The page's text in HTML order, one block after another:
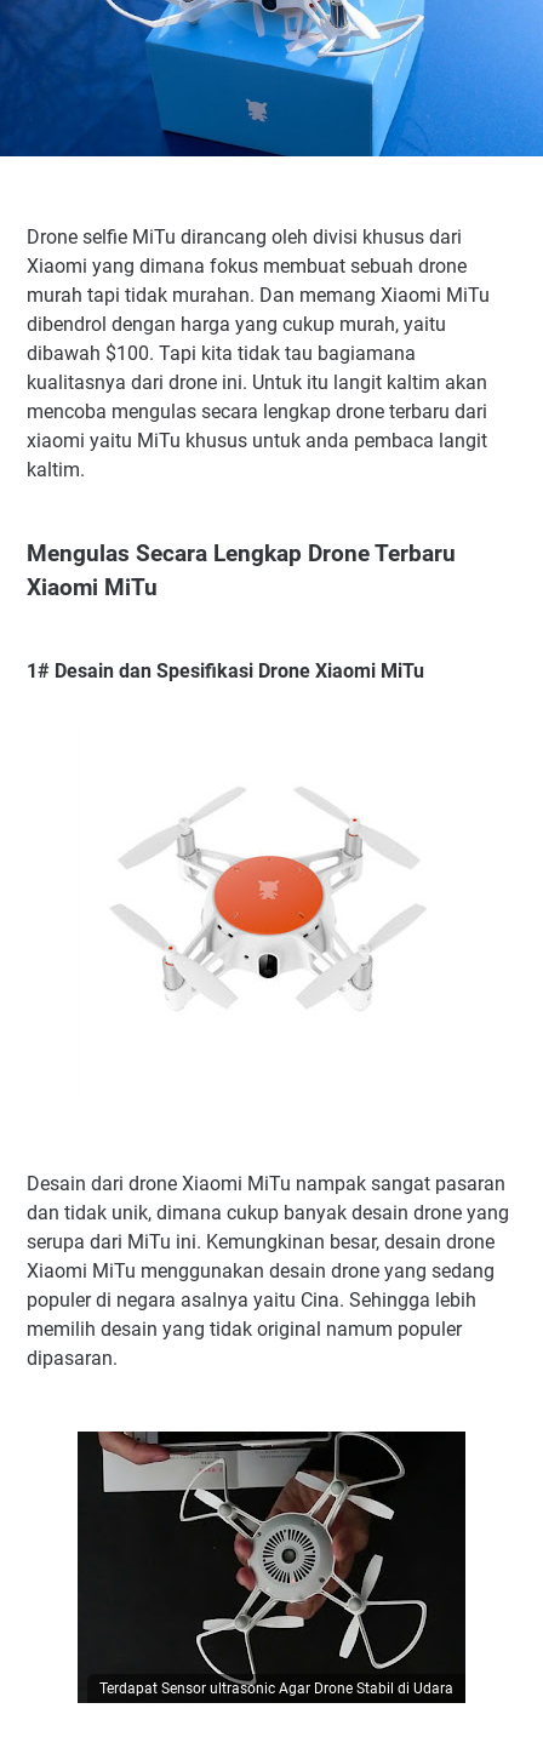
Drone selfie MiTu dirancang oleh divisi khusus dari
Xiaomi yang dimana fokus membuat sebuah drone
murah tapi tidak murahan. Dan memang Xiaomi MiTu
dibendrol dengan harga yang cukup murah, yaitu
dibawah $100. Tapi kita tidak tau bagiamana
kualitasnya dari drone ini. Untuk itu langit kaltim akan
mencoba mengulas secara lengkap drone terbaru dari
xiaomi yaitu MiTu khusus untuk anda pembaca langit
kaltim.
Mengulas Secara Lengkap Drone Terbaru
Xiaomi MiTu
1# Desain dan Spesifikasi Drone Xiaomi MiTu
Desain dari drone Xiaomi MiTu nampak sangat pasaran
dan tidak unik, dimana cukup banyak desain drone yang
serupa dari MiTu ini. Kemungkinan besar, desain drone
Xiaomi MiTu menggunakan desain drone yang sedang
populer di negara asalnya yaitu Cina. Sehingga lebih
memilih desain yang tidak original namum populer
dipasaran.
Terdapat Sensor ultrasonic Agar Drone Stabil di Udara